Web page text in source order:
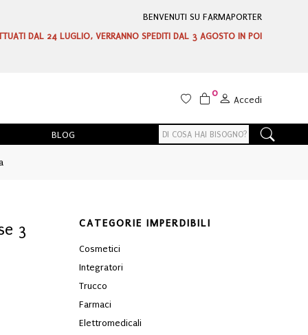
BENVENUTI SU FARMAPORTER
DAL 24 LUGLIO, VERRANNO SPEDITI DAL 3 AGOSTO IN POI
0
Accedi
BLOG
3 CATEGORIE IMPERDIBILI
Cosmetici
Integratori
Trucco
Farmaci
Elettromedicali